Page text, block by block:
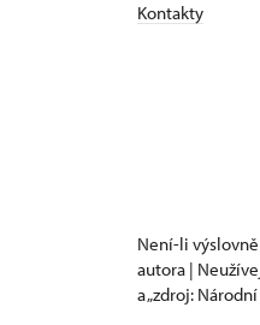
Kontakty
Není-li
autora |
a „zdroj: